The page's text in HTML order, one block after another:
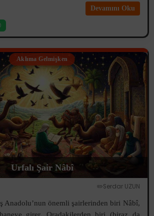
Devamını Oku
Aklıma Gelmişken
Urfalı Şair Nâbî
✏️Serdar UZUN
Anadolu’nun önemli şairlerinden biri Nâbî,